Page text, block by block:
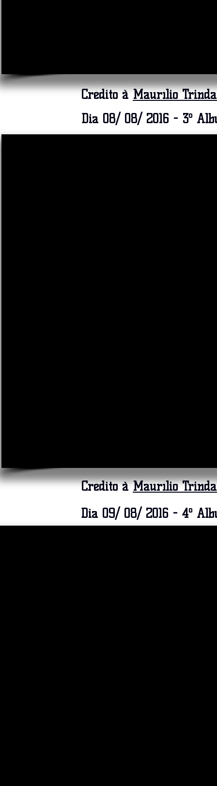
Crédito àMaurílio
Dia 08/ 08/ 2016 - 3º
Crédito àMaurílio
Dia 09/ 08/ 2016 - 4º